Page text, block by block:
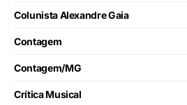
Colunista Alexandre Gaia
Contagem
Contagem/MG
Crítica Musical